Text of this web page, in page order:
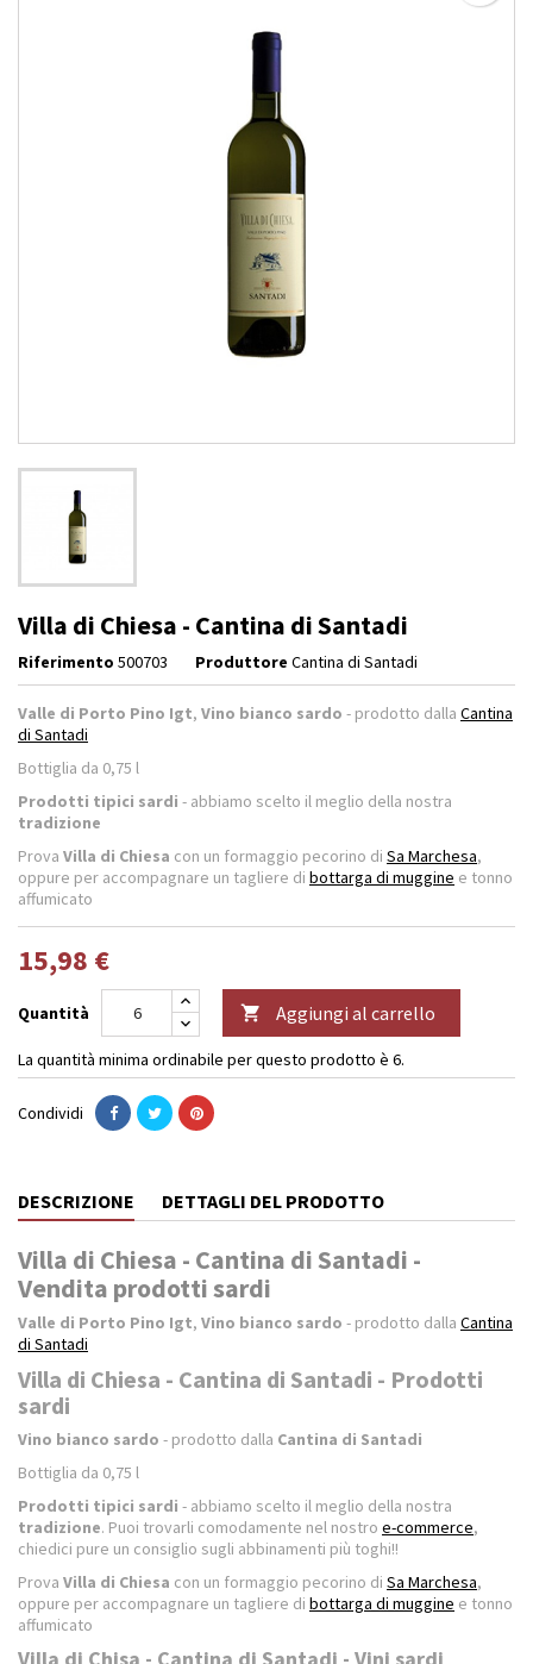
Villa di Chiesa - Cantina di Santadi
Riferimento 500703 Produttore Cantina di Santadi
Valle di Porto Pino Igt, Vino bianco sardo - prodotto dalla Cantina
di Santadi
Bottiglia da 0,75 l
Prodotti tipici sardi - abbiamo scelto il meglio della nostra
tradizione
Prova Villa di Chiesa con un formaggio pecorino di Sa Marchesa,
oppure per accompagnare un tagliere di bottarga di muggine e tonno
affumicato
15,98 €
Quantità  Aggiungi al carrello
La quantità minima ordinabile per questo prodotto è 6.
Condividi
DESCRIZIONE DETTAGLI DEL PRODOTTO
Villa di Chiesa - Cantina di Santadi -
Vendita prodotti sardi
Valle di Porto Pino Igt, Vino bianco sardo - prodotto dalla Cantina
di Santadi
Villa di Chiesa - Cantina di Santadi - Prodotti
sardi
Vino bianco sardo - prodotto dalla Cantina di Santadi
Bottiglia da 0,75 l
Prodotti tipici sardi - abbiamo scelto il meglio della nostra
tradizione. Puoi trovarli comodamente nel nostro e-commerce,
chiedici pure un consiglio sugli abbinamenti più toghi!!
Prova Villa di Chiesa con un formaggio pecorino di Sa Marchesa,
oppure per accompagnare un tagliere di bottarga di muggine e tonno
affumicato
Villa di Chisa - Cantina di Santadi - Vini sardi